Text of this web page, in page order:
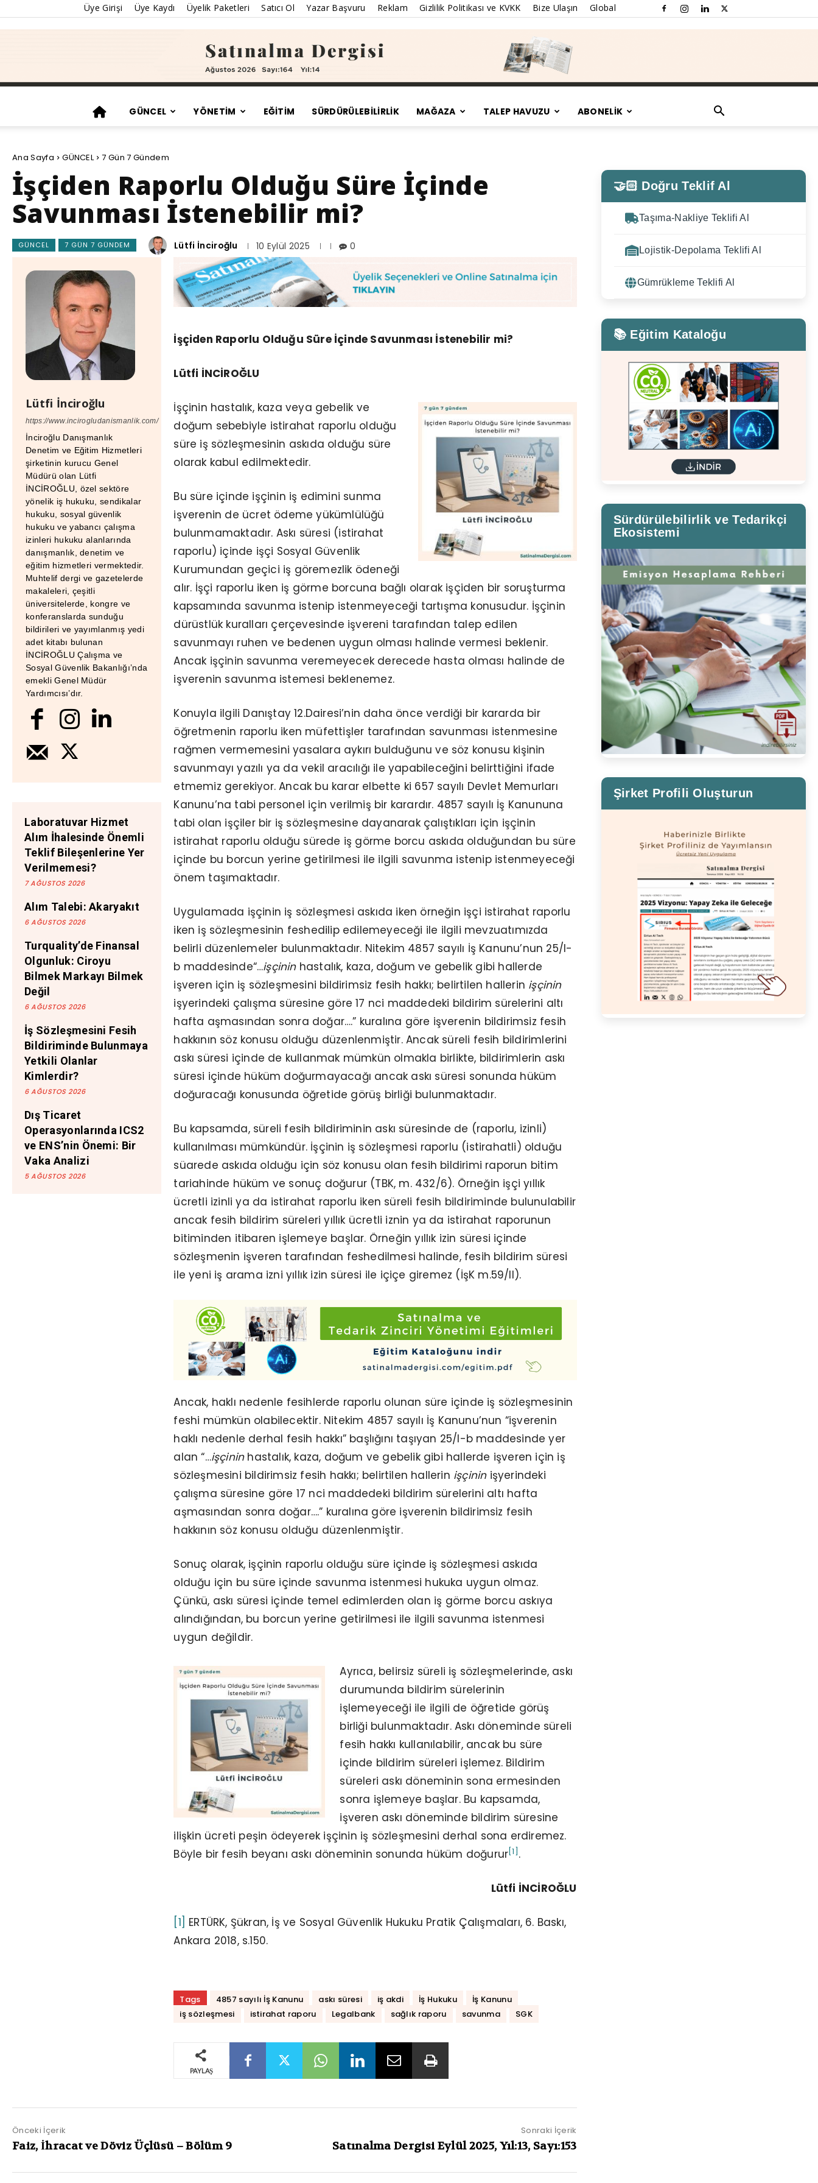
Üye Girişi Üye Kaydı Üyelik Paketleri Satıcı Ol Yazar Başvuru Reklam Gizlilik Politikası ve KVKK Bize Ulaşın Global
GÜNCEL YÖNETİM EĞİTİM SÜRDÜRÜLEBILIRLIK MAĞAZA TALEP HAVUZU ABONELİK
Ana Sayfa GÜNCEL 7 Gün 7 Gündem
İşçiden Raporlu Olduğu Süre İçinde
Savunması İstenebilir mi?
GÜNCEL 7 GÜN 7 GÜNDEM Lütfi İnciroğlu 10 Eylül 2025 0
Lütfi İnciroğlu
https://www.incirogludanismanlik.com/
İnciroğlu Danışmanlık
Denetim ve Eğitim Hizmetleri
şirketinin kurucu Genel
Müdürü olan Lütfi
İNCİROĞLU, özel sektöre
yönelik iş hukuku, sendikalar
hukuku, sosyal güvenlik
hukuku ve yabancı çalışma
izinleri hukuku alanlarında
danışmanlık, denetim ve
eğitim hizmetleri vermektedir.
Muhtelif dergi ve gazetelerde
makaleleri, çeşitli
üniversitelerde, kongre ve
konferanslarda sunduğu
bildirileri ve yayımlanmış yedi
adet kitabı bulunan
İNCİROĞLU Çalışma ve
Sosyal Güvenlik Bakanlığı’nda
emekli Genel Müdür
Yardımcısı’dır.
Laboratuvar Hizmet
Alım İhalesinde Önemli
Teklif Bileşenlerine Yer
Verilmemesi?
7 AĞUSTOS 2026
Alım Talebi: Akaryakıt
6 AĞUSTOS 2026
Turquality’de Finansal
Olgunluk: Ciroyu
Bilmek Markayı Bilmek
Değil
6 AĞUSTOS 2026
İş Sözleşmesini Fesih
Bildiriminde Bulunmaya
Yetkili Olanlar
Kimlerdir?
6 AĞUSTOS 2026
Dış Ticaret
Operasyonlarında ICS2
ve ENS’nin Önemi: Bir
Vaka Analizi
5 AĞUSTOS 2026
İşçiden Raporlu Olduğu Süre İçinde Savunması İstenebilir mi?
Lütfi İNCİROĞLU
İşçinin hastalık, kaza veya gebelik ve
doğum sebebiyle istirahat raporlu olduğu
süre iş sözleşmesinin askıda olduğu süre
olarak kabul edilmektedir.
Bu süre içinde işçinin iş edimini sunma
işverenin de ücret ödeme yükümlülüğü
bulunmamaktadır. Askı süresi (istirahat
raporlu) içinde işçi Sosyal Güvenlik
Kurumundan geçici iş göremezlik ödeneği
alır. İşçi raporlu iken iş görme borcuna bağlı olarak işçiden bir soruşturma
kapsamında savunma istenip istenmeyeceği tartışma konusudur. İşçinin
dürüstlük kuralları çerçevesinde işvereni tarafından talep edilen
savunmayı ruhen ve bedenen uygun olması halinde vermesi beklenir.
Ancak işçinin savunma veremeyecek derecede hasta olması halinde de
işverenin savunma istemesi beklenemez.
Konuyla ilgili Danıştay 12.Dairesi’nin daha önce verdiği bir kararda bir
öğretmenin raporlu iken müfettişler tarafından savunması istenmesine
rağmen vermemesini yasalara aykırı bulduğunu ve söz konusu kişinin
savunmayı yazılı ya da vekil aracılığı ile yapabileceğini belirttiğini ifade
etmemiz gerekiyor. Ancak bu karar elbette ki 657 sayılı Devlet Memurları
Kanunu’na tabi personel için verilmiş bir karardır. 4857 sayılı İş Kanununa
tabi olan işçiler bir iş sözleşmesine dayanarak çalıştıkları için işçinin
istirahat raporlu olduğu sürede iş görme borcu askıda olduğundan bu süre
içinde bu borcun yerine getirilmesi ile ilgili savunma istenip istenmeyeceği
önem taşımaktadır.
Uygulamada işçinin iş sözleşmesi askıda iken örneğin işçi istirahat raporlu
iken iş sözleşmesinin feshedilip edilemeyeceği ile ilgili mevzuatımızda
belirli düzenlemeler bulunmaktadır. Nitekim 4857 sayılı İş Kanunu’nun 25/I-
b maddesinde“…işçininhastalık, kaza, doğum ve gebelik gibi hallerde
işveren için iş sözleşmesini bildirimsiz fesih hakkı; belirtilen hallerin işçinin
işyerindeki çalışma süresine göre 17 nci maddedeki bildirim sürelerini altı
hafta aşmasından sonra doğar….” kuralına göre işverenin bildirimsiz fesih
hakkının söz konusu olduğu düzenlenmiştir. Ancak süreli fesih bildirimlerini
askı süresi içinde de kullanmak mümkün olmakla birlikte, bildirimlerin askı
süresi içinde hüküm doğurmayacağı ancak askı süresi sonunda hüküm
doğuracağı konusunda öğretide görüş birliği bulunmaktadır.
Bu kapsamda, süreli fesih bildiriminin askı süresinde de (raporlu, izinli)
kullanılması mümkündür. İşçinin iş sözleşmesi raporlu (istirahatli) olduğu
süa­rede askıda olduğu için söz konusu olan fesih bildirimi raporun bitim
taria­hinde hüküm ve sonuç doğurur (TBK, m. 432/6). Örneğin işçi yıllık
ücretli izinli ya da istirahat raporlu iken süreli fesih bildiriminde bulunulabilir
ancak fesih bildirim süreleri yıllık ücretli iznin ya da istirahat raporunun
bitiminden itibaren işlemeye başlar. Örneğin yıllık izin süresi içinde
sözleşmenin işveren tarafından feshedilmesi halinde, fesih bildirim süresi
ile yeni iş arama izni yıllık izin süresi ile içiçe giremez (İşK m.59/II).
Ancak, haklı nedenle fesihlerde raporlu olunan süre içinde iş sözleşmesinin
feshi mümkün olabilecektir. Nitekim 4857 sayılı İş Kanunu’nun “işverenin
haklı nedenle derhal fesih hakkı” başlığını taşıyan 25/I-b maddesinde yer
alan “…işçininhastalık, kaza, doğum ve gebelik gibi hallerde işveren için iş
sözleşmesini bildirimsiz fesih hakkı; belirtilen hallerin işçininişyerindeki
çalışma süresine göre 17 nci maddedeki bildirim sürelerini altı hafta
aşmasından sonra doğar….” kuralına göre işverenin bildirimsiz fesih
hakkının söz konusu olduğu düzenlenmiştir.
Sonuç olarak, işçinin raporlu olduğu süre içinde iş sözleşmesi askıda
olduğu için bu süre içinde savunma istenmesi hukuka uygun olmaz.
Çünkü, askı süresi içinde temel edimlerden olan iş görme borcu askıya
alındığından, bu borcun yerine getirilmesi ile ilgili savunma istenmesi
uygun değildir.
Ayrıca, belirsiz süreli iş sözleşmelerinde, askı
durumunda bildirim sürelerinin
işlemeyeceği ile ilgili de öğretide görüş
birliği bulunmaktadır. Askı döneminde süreli
fesih hakkı kullanılabilir, ancak bu süre
içinde bildirim süreleri işlemez. Bildirim
süreleri askı döneminin sona ermesinden
sonra işlemeye başlar. Bu kapsamda,
işveren askı döneminde bildirim süresine
ilişkin ücreti peşin ödeyerek işçinin iş sözleşmesini derhal sona erdiremez.
Böyle bir fesih beyanı askı döneminin sonunda hüküm doğurur [1] .
Lütfi İNCİROĞLU
[1] ERTÜRK, Şükran, İş ve Sosyal Güvenlik Hukuku Pratik Çalışmaları, 6. Baskı,
Ankara 2018, s.150.
Tags 4857 sayılı İş Kanunu askı süresi iş akdi İş Hukuku
İş Kanunu
iş sözleşmesi
istirahat raporu Legalbank sağlık raporu savunma SGK
PAYLAŞ
Önceki İçerik
Faiz, İhracat ve Döviz Üçlüsü – Bölüm 9
Sonraki İçerik
Satınalma Dergisi Eylül 2025, Yıl:13, Sayı:153
🤝🏻 Doğru Teklif Al
Taşıma-Nakliye Teklifi Al
Lojistik-Depolama Teklifi Al
Gümrükleme Teklifi Al
📚 Eğitim Kataloğu
Sürdürülebilirlik ve Tedarikçi
Ekosistemi
Şirket Profili Oluşturun